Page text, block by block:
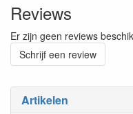
Artikelen
Reviews
Er zijn geen reviews
Schrijf een review